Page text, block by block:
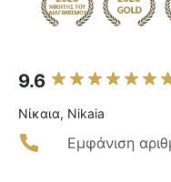
9.6
Νίκαια, Nikaia
Εμφάνιση